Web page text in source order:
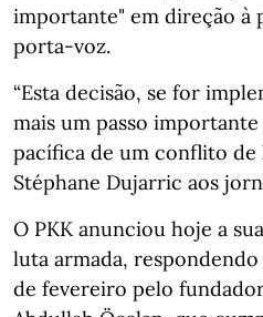
importante" em direção à
porta-voz.
“Esta decisão, se for
mais um passo
pacífica de um conflito de
Stéphane Dujarric aos
O PKK anunciou hoje a
luta armada,
de fevereiro pelo